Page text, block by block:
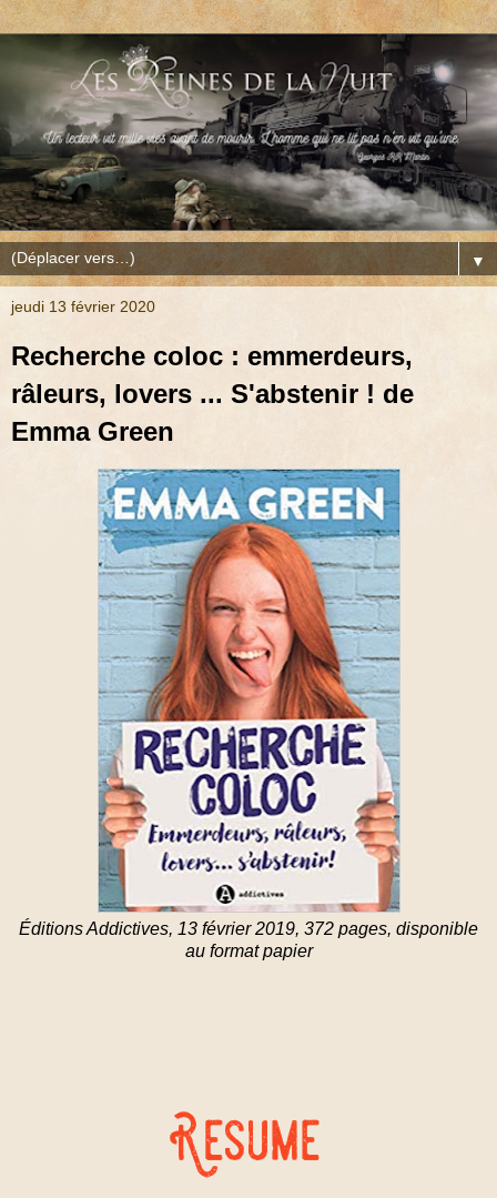
▼
jeudi 13 février 2020
Recherche coloc : emmerdeurs,
râleurs, lovers ... S'abstenir ! de
Emma Green
Éditions Addictives, 13 février 2019, 372 pages, disponible
au format papier